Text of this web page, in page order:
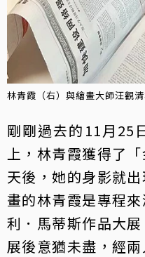
林青霞（右）與繪畫大師汪觀
剛剛過去的11月25
上，林青霞獲得了
天後，她的身影就
畫的林青霞是專程
利．馬蒂斯作品大
展後意猶未盡，經